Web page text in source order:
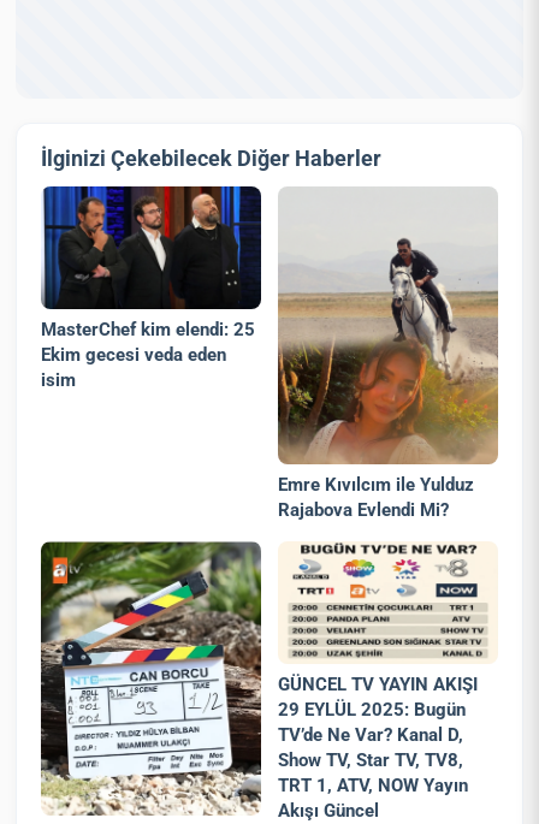
İlginizi Çekebilecek Diğer Haberler
MasterChef kim elendi: 25
Ekim gecesi veda eden
isim
Emre Kıvılcım ile Yulduz
Rajabova Evlendi Mi?
GÜNCEL TV YAYIN AKIŞI
29 EYLÜL 2025: Bugün
TV’de Ne Var? Kanal D,
Show TV, Star TV, TV8,
TRT 1, ATV, NOW Yayın
Akışı Güncel